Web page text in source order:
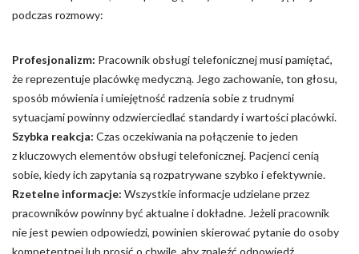
podczas rozmowy:
Profesjonalizm: Pracownik obsługi telefonicznej musi pamiętać,
że reprezentuje placówkę medyczną. Jego zachowanie, ton głosu,
sposób mówienia i umiejętność radzenia sobie z trudnymi
sytuacjami powinny odzwierciedlać standardy i wartości placówki.
Szybka reakcja: Czas oczekiwania na połączenie to jeden
z kluczowych elementów obsługi telefonicznej. Pacjenci cenią
sobie, kiedy ich zapytania są rozpatrywane szybko i efektywnie.
Rzetelne informacje: Wszystkie informacje udzielane przez
pracowników powinny być aktualne i dokładne. Jeżeli pracownik
nie jest pewien odpowiedzi, powinien skierować pytanie do osoby
kompetentnej lub prosić o chwilę, aby znaleźć odpowiedź.